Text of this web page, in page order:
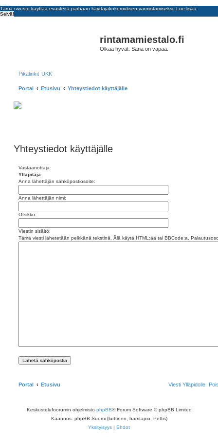
Tämä sivusto käyttää evästeitä parhaan käyttäjäkokemuksen varmistamiseksi. Lue lisää
Selvä!
rintamamiestalo.fi
Olkaa hyvät. Sana on vapaa.
Pikalinkit UKK
Portal Etusivu Yhteystiedot käyttäjälle
Yhteystiedot käyttäjälle
Vastaanottaja:
Ylläpitäjä
Anna lähettäjän sähköpostiosoite:
Anna lähettäjän nimi:
Otsikko:
Viestin sisältö:
Tämä viesti lähetetään pelkkänä tekstinä. Älä käytä HTML:ää tai BBCode:a.
Portal Etusivu Viesti Ylläpidolle
Keskustelufoorumin ohjelmisto phpBB® Forum Software © phpBB Limited
Käännös: phpBB Suomi (lurttinen, harritapio, Pettis)
Yksityisyys | Ehdot